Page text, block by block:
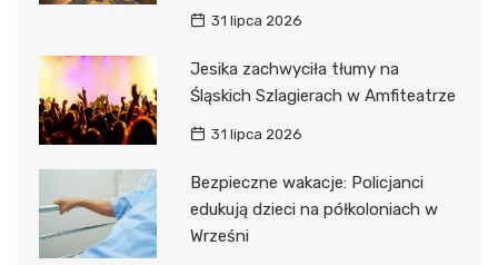
31 lipca 2026
Jesika zachwyciła tłumy na
Śląskich Szlagierach w Amfiteatrze
31 lipca 2026
Bezpieczne wakacje: Policjanci
edukują dzieci na półkoloniach w
Wrześni